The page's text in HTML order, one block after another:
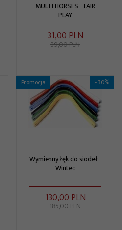
MULTI HORSES - FAIR
PLAY
31,00 PLN
39,00 PLN
Promocja - 30%
Wymienny łęk do siodeł -
Wintec
130,00 PLN
185,00 PLN